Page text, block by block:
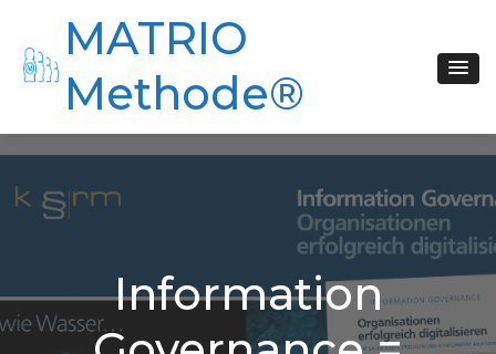
content MATRIO
Methode®
Information